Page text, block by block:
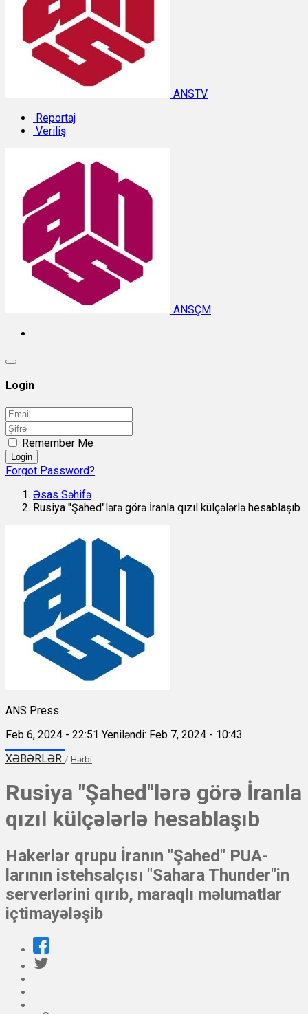
ANSTV
Reportaj
Veriliş
ANSÇM
Login
Remember Me
Login
Forgot Password?
Əsas Səhifə
Rusiya "Şahed"lərə görə İranla qızıl külçələrlə hesablaşıb
ANS Press
Feb 6, 2024 - 22:51 Yeniləndi: Feb 7, 2024 - 10:43
XƏBƏRLƏR / Hərbi
Rusiya "Şahed"lərə görə İranla
qızıl külçələrlə hesablaşıb
Hakerlər qrupu İranın "Şahed" PUA-
larının istehsalçısı "Sahara Thunder"in
serverlərini qırıb, maraqlı məlumatlar
içtimayələşib